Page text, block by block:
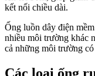
kết nối chiều dài.
Ống luồn dây điện
nhiều môi trường khác
cả những môi trường
Các loại ống